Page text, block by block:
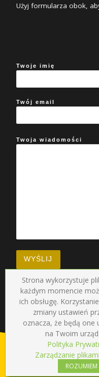
Użyj formularza obok,
Twoje imię
Twój email
Twoja wiadomości
© 2026 Radio Droga
Strona wykorzystuje
każdym momencie
ich obsługę.
zmiany ustawień
oznacza, że będą one
na Twoim
Polityka
Zarządzanie
ROZUMIEM